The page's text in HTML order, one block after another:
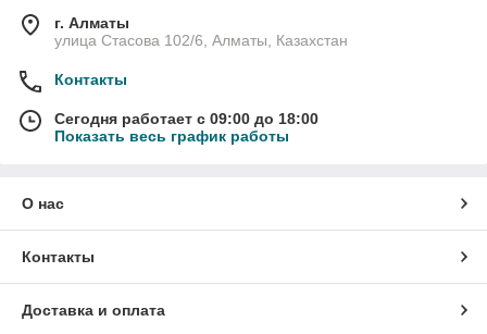
г. Алматы
улица Стасова 102/6, Алматы, Казахстан
Контакты
Сегодня работает с 09:00 до 18:00
Показать весь график работы
О нас
Контакты
Доставка и оплата